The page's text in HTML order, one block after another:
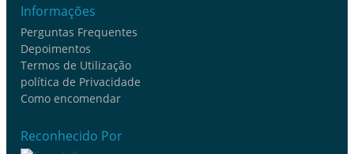
Informações
Perguntas Frequentes
Depoimentos
Termos de Utilização
política de Privacidade
Como encomendar
Reconhecido Por